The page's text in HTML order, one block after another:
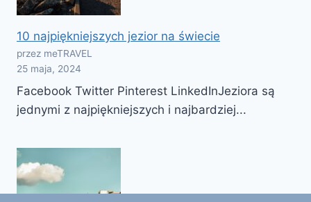
10 najpiękniejszych jezior na świecie
przez meTRAVEL
25 maja, 2024
Facebook Twitter Pinterest LinkedInJeziora są
jednymi z najpiękniejszych i najbardziej...